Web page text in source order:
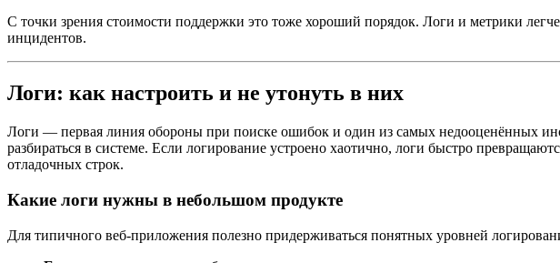
С точки зрения стоимости поддержки это тоже хороший порядок. Логи и метрики
инцидентов.
Логи: как настроить и не утонуть в них
Логи — первая линия обороны при поиске ошибок и один из самых недооценённых
разбираться в системе. Если логирование устроено хаотично, логи быстро
отладочных строк.
Какие логи нужны в небольшом продукте
Для типичного веб-приложения полезно придерживаться понятных уровней